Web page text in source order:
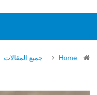
Home جميع المقالات